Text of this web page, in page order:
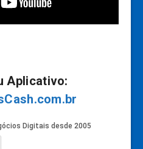
Aplicativo: